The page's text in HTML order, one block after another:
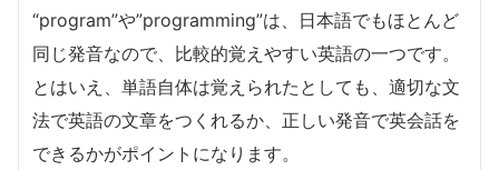
“program”や”programming”は、日本語でもほとんど
同じ発音なので、比較的覚えやすい英語の一つです。
とはいえ、単語自体は覚えられたとしても、適切な文
法で英語の文章をつくれるか、正しい発音で英会話を
できるかがポイントになります。